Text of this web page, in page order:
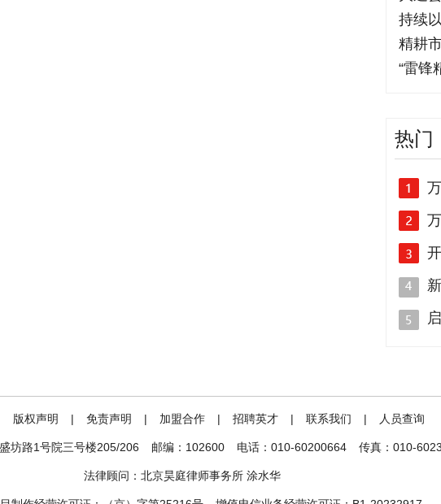
持续
精耕
“雷锋
热门
版权声明 | 免责声明 | 加盟合作 | 招聘英才 | 联系我们 | 人员查询
坊路1号院三号楼205/206 邮编：102600 电话：010-60200664 传真：010-
法律顾问：北京昊庭律师事务所 涂水华